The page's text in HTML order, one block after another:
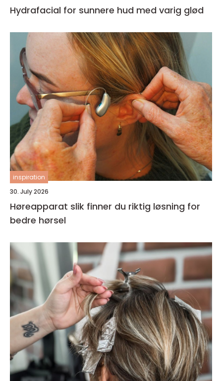
Hydrafacial for sunnere hud med varig glød
inspiration
30. July 2026
Høreapparat slik finner du riktig løsning for
bedre hørsel